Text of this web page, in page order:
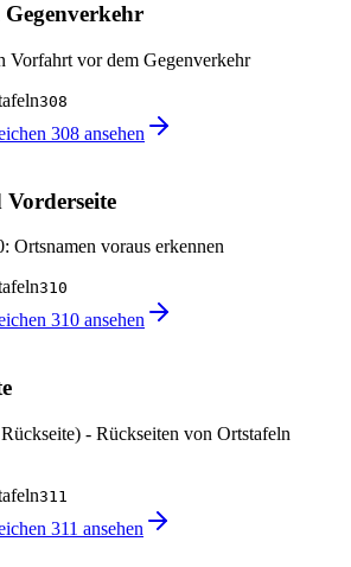
Vorfahrt vor dem Gegenverkehr
308
308 ansehen
Vorderseite
Ortsnamen voraus erkennen
310
310 ansehen
- Rückseiten von Ortstafeln
311
311 ansehen